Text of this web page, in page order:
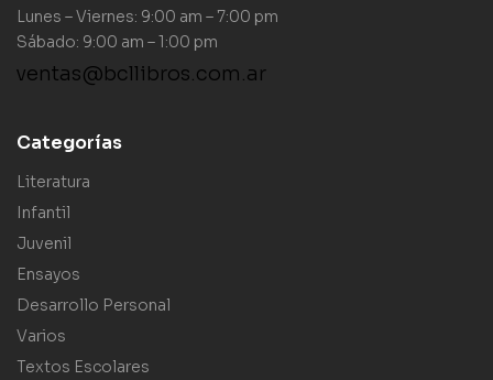
Lunes – Viernes: 9:00 am – 7:00 pm
Sábado: 9:00 am – 1:00 pm
ventas@bcllibros.com.ar
Categorías
Literatura
Infantil
Juvenil
Ensayos
Desarrollo Personal
Varios
Textos Escolares